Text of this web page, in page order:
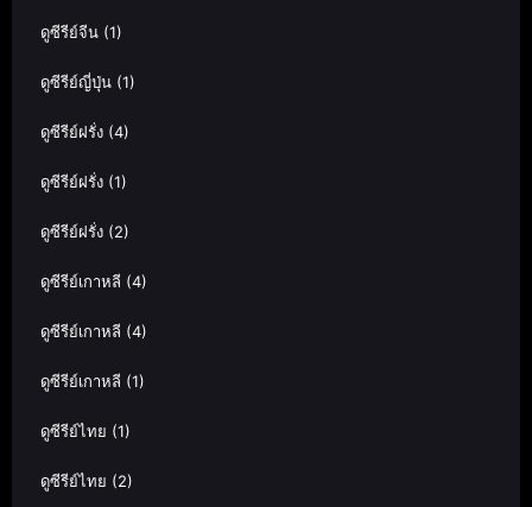
ดูซีรีย์จีน (1)
ดูซีรีย์ญี่ปุ่น (1)
ดูซีรีย์ฝรั่ง (4)
ดูซีรีย์ฝรั่ง (1)
ดูซีรีย์ฝรั่ง (2)
ดูซีรีย์เกาหลี (4)
ดูซีรีย์เกาหลี (4)
ดูซีรีย์เกาหลี (1)
ดูซีรีย์ไทย (1)
ดูซีรีย์ไทย (2)